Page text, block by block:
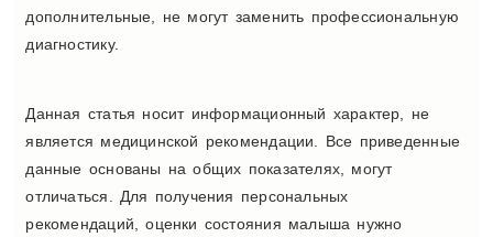
дополнительные, не могут заменить профессиональную
диагностику.
Данная статья носит информационный характер, не
является медицинской рекомендации. Все приведенные
данные основаны на общих показателях, могут
отличаться. Для получения персональных
рекомендаций, оценки состояния малыша нужно